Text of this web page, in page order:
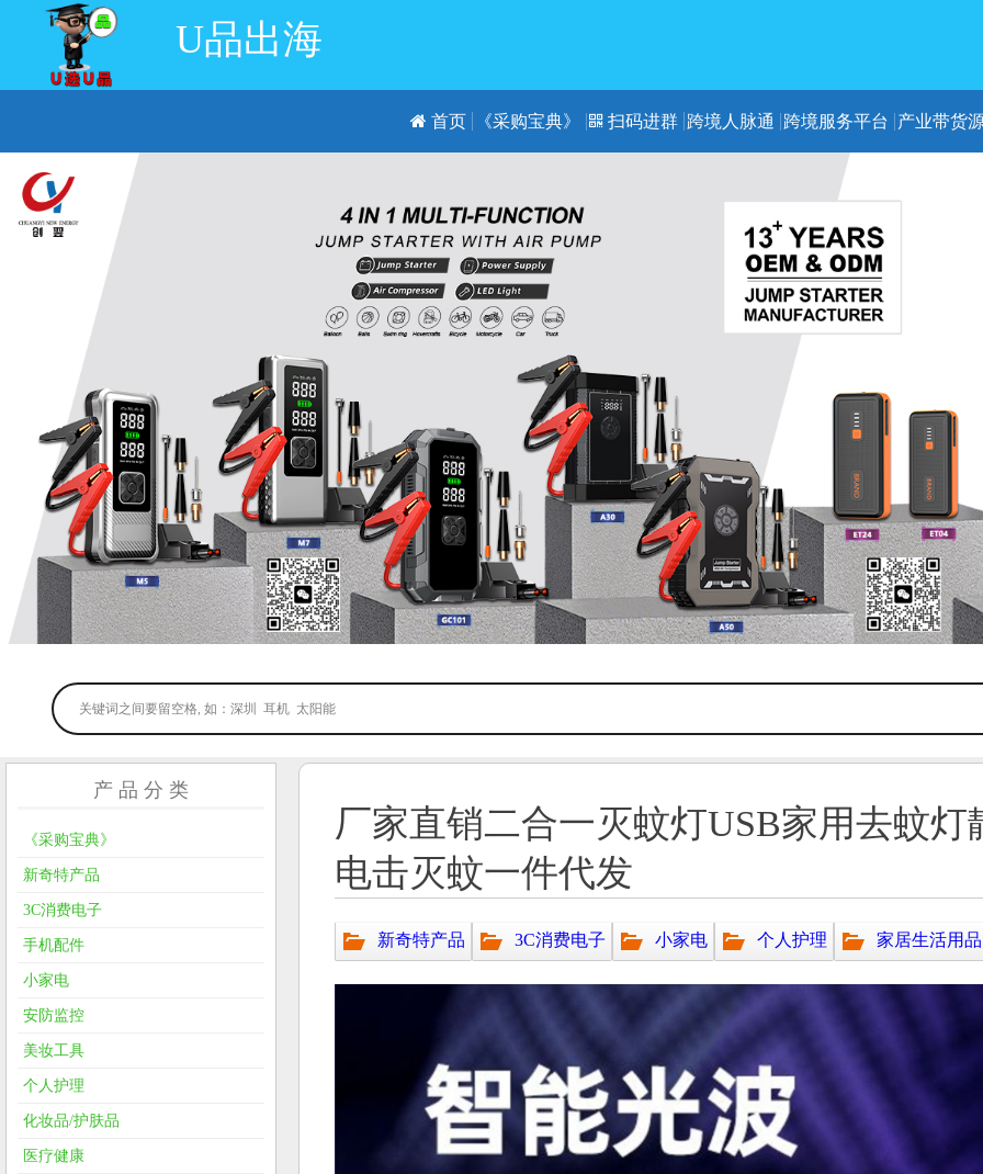
U品出海
首页 《采购宝典》 扫码进群 跨境人脉通 跨境服务平台 产业带货
厂家直销二合一灭蚊灯USB家用去蚊
电击灭蚊一件代发
新奇特产品 3C消费电子 小家电 个人护理 家居生活用品
产 品 分 类
《采购宝典》
新奇特产品
3C消费电子
手机配件
小家电
安防监控
美妆工具
个人护理
化妆品/护肤品
医疗健康